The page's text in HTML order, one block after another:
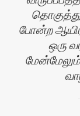
போன்ற
ஒரு